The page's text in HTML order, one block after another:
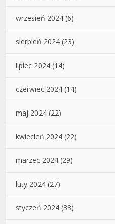
wrzesień 2024 (6)
sierpień 2024 (23)
lipiec 2024 (14)
czerwiec 2024 (14)
maj 2024 (22)
kwiecień 2024 (22)
marzec 2024 (29)
luty 2024 (27)
styczeń 2024 (33)